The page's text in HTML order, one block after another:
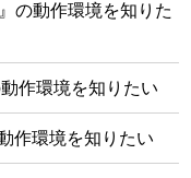
の動作環境を知りた
作環境を知りたい
作環境を知りたい